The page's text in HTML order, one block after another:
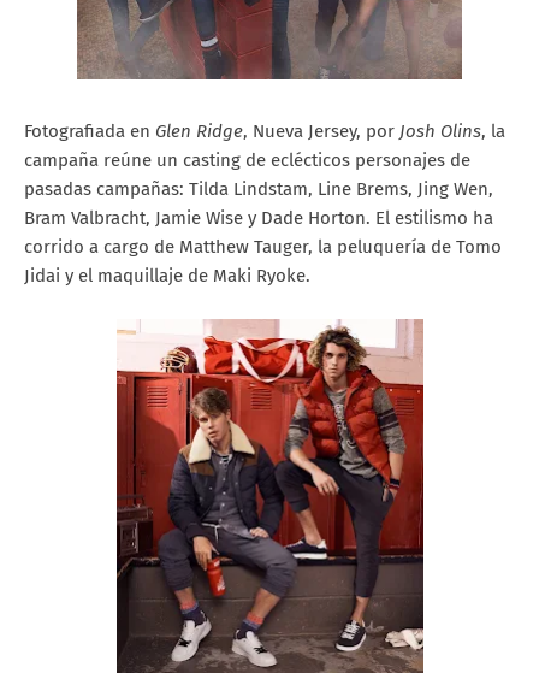
Fotografiada en Glen Ridge, Nueva Jersey, por Josh Olins, la
campaña reúne un casting de eclécticos personajes de
pasadas campañas: Tilda Lindstam, Line Brems, Jing Wen,
Bram Valbracht, Jamie Wise y Dade Horton. El estilismo ha
corrido a cargo de Matthew Tauger, la peluquería de Tomo
Jidai y el maquillaje de Maki Ryoke.